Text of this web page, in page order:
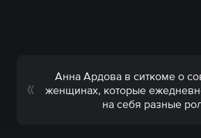
Анна Ардова в ситкоме о
женщинах, которые
на себя разные